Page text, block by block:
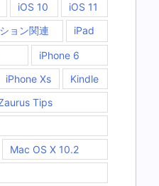
iOS 10
iOS 11
ョン関連 iPad
iPhone 6
iPhone Xs
Kindle
Tips
Mac OS X 10.2